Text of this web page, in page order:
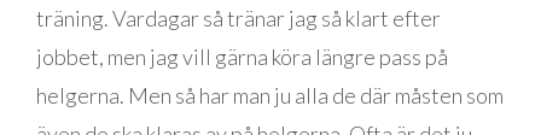
träning. Vardagar så tränar jag så klart efter
jobbet, men jag vill gärna köra längre pass på
helgerna. Men så har man ju alla de där måsten som